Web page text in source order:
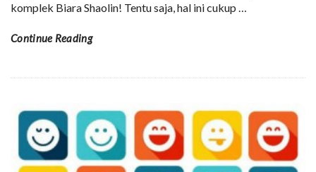
komplek Biara Shaolin! Tentu saja, hal ini cukup …
Continue Reading